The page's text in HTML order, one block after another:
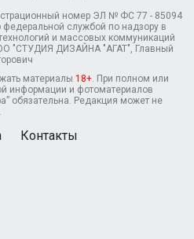
номер ЭЛ № ФС 77 - 85094
федеральной службой по надзору в
и массовых коммуникаций
"СТУДИЯ ДИЗАЙНА "АГАТ", Главный
материалы 18+ . При полном или
информации и фотоматериалов
обязательна. Редакция может не
Контакты